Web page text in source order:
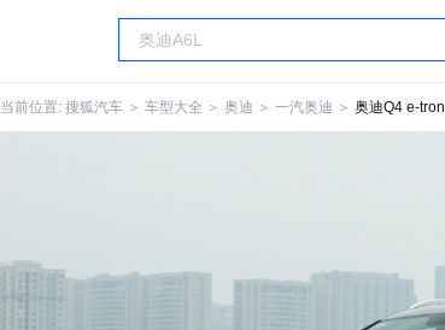
当前位置: 搜狐汽车 ＞ 车型大全 ＞ 奥迪 ＞ 一汽奥迪 ＞ 奥迪Q4 e-tron